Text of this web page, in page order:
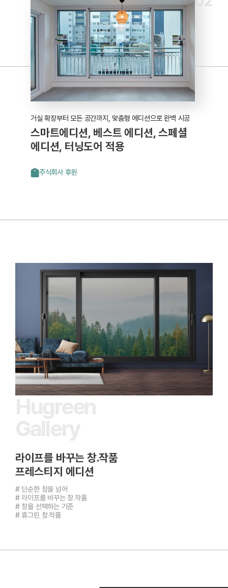
거실 확장부터 모든 공간까지, 맞춤형 에디션으로 완벽 시공
스마트에디션, 베스트 에디션, 스페셜
에디션, 터닝도어 적용
주식회사 후원
라이프를 바꾸는 창.작품
프레스티지 에디션
# 단순한 창을 넘어
# 라이프를 바꾸는 창.작품
# 창을 선택하는 기준
# 휴그린 창.작품